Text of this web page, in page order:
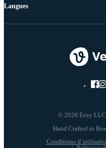
© 2026 Eezy LLC
Conditions
Langues